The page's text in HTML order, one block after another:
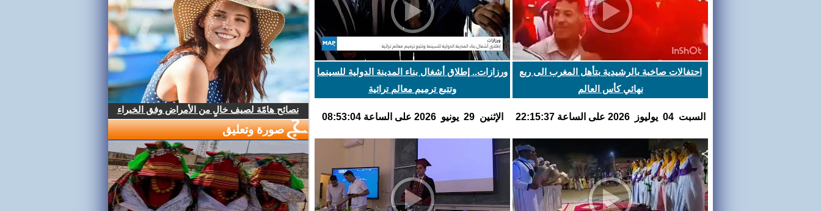
احتفالات صاخبة بالرشيدية بتأهل المغرب الى ربع
نهائي كأس العالم
السبت 04 يوليوز 2026 على الساعة 22:15:37
ورزازات.. إطلاق أشغال بناء المدينة الدولية للسينما
وتتبع ترميم معالم تراثية
اﻹثنين 29 يونيو 2026 على الساعة 08:53:04
نصائح هامّة لصيف خالٍ من الأمراض وفق الخبراء
صورة وتعليق